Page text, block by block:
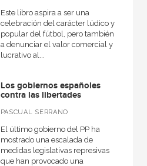
Este libro aspira a ser una
celebración del carácter lúdico y
popular del fútbol, pero también
a denunciar el valor comercial y
lucrativo al...
Los gobiernos españoles
contra las libertades
PASCUAL SERRANO
El último gobierno del PP ha
mostrado una escalada de
medidas legislativas represivas
que han provocado una